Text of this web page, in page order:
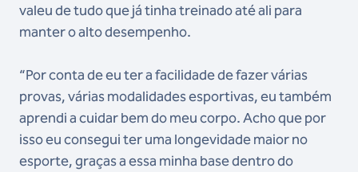
valeu de tudo que já tinha treinado até ali para
manter o alto desempenho.
“Por conta de eu ter a facilidade de fazer várias
provas, várias modalidades esportivas, eu também
aprendi a cuidar bem do meu corpo. Acho que por
isso eu consegui ter uma longevidade maior no
esporte, graças a essa minha base dentro do